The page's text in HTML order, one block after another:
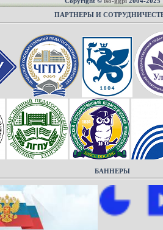
ПАРТНЕРЫ И
БАННЕРЫ